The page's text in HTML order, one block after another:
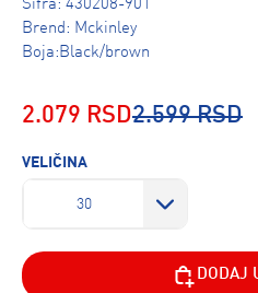
Šifra: 430208-901
Brend: Mckinley
Boja:Black/brown
2.079 RSD2.599 RSD
VELIČINA
30
DODAJ